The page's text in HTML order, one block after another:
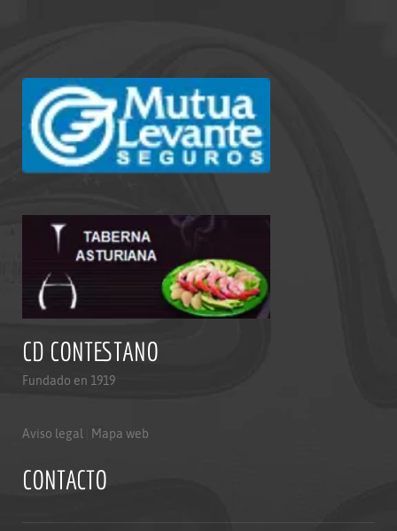
CD CONTESTANO
Fundado en 1919
Aviso legal Mapa web
CONTACTO